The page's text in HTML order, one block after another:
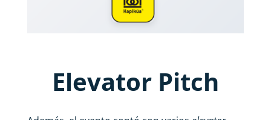
Elevator Pitch